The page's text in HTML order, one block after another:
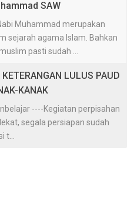
SAW
Muhammad merupakan
sejarah agama Islam. Bahkan
pasti sudah ...
LULUS PAUD
KANAK
----Kegiatan perpisahan
segala persiapan sudah
t...